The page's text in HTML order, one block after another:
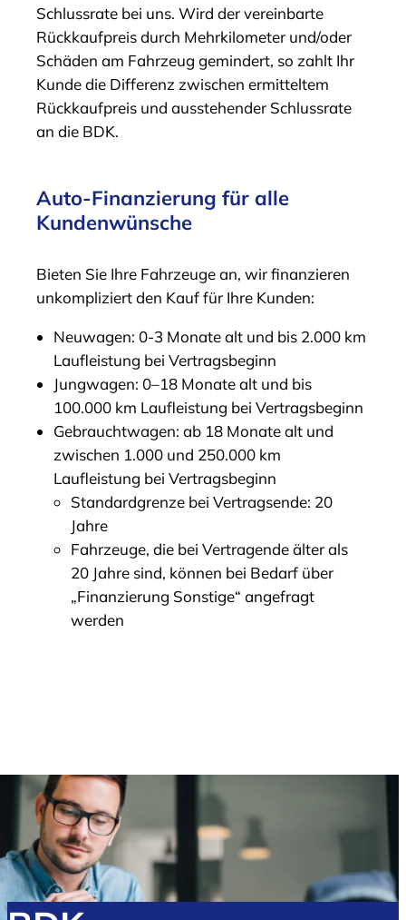
Schlussrate bei uns. Wird der vereinbarte
Rückkaufpreis durch Mehrkilometer und/oder
Schäden am Fahrzeug gemindert, so zahlt Ihr
Kunde die Differenz zwischen ermitteltem
Rückkaufpreis und ausstehender Schlussrate
an die BDK.
Auto-Finanzierung für alle
Kundenwünsche
Bieten Sie Ihre Fahrzeuge an, wir finanzieren
unkompliziert den Kauf für Ihre Kunden:
Neuwagen: 0-3 Monate alt und bis 2.000 km
Laufleistung bei Vertragsbeginn
Jungwagen: 0–18 Monate alt und bis
100.000 km Laufleistung bei Vertragsbeginn
Gebrauchtwagen: ab 18 Monate alt und
zwischen 1.000 und 250.000 km
Laufleistung bei Vertragsbeginn
Standardgrenze bei Vertragsende: 20
Jahre
Fahrzeuge, die bei Vertragende älter als
20 Jahre sind, können bei Bedarf über
„Finanzierung Sonstige“ angefragt
werden